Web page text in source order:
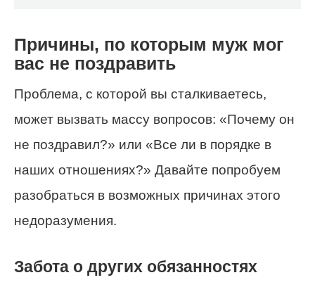
Причины, по которым муж мог
вас не поздравить
Проблема, с которой вы сталкиваетесь,
может вызвать массу вопросов: «Почему он
не поздравил?» или «Все ли в порядке в
наших отношениях?» Давайте попробуем
разобраться в возможных причинах этого
недоразумения.
Забота о других обязанностях